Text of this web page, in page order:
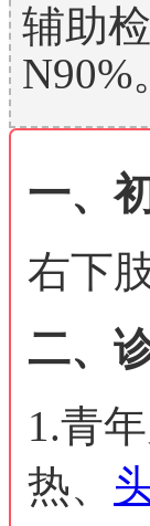
辅助
N90%
一、
右下
二、
1.青
热、